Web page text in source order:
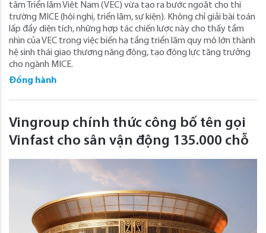
tâm Triển lãm Việt Nam (VEC) vừa tạo ra bước ngoặt cho thị
trường MICE (hội nghị, triển lãm, sự kiện). Không chỉ giải bài toán
lấp đầy diện tích, những hợp tác chiến lược này cho thấy tầm
nhìn của VEC trong việc biến hạ tầng triển lãm quy mô lớn thành
hệ sinh thái giao thương năng động, tạo động lực tăng trưởng
cho ngành MICE.
Đồng hành
Vingroup chính thức công bố tên gọi
Vinfast cho sân vận động 135.000 chỗ